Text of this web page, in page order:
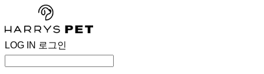
LOG IN 로그인